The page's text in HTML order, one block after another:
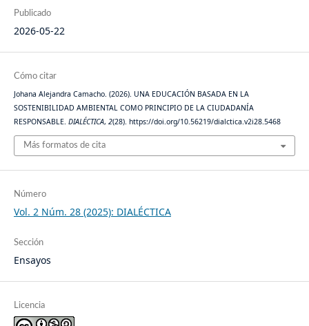
Publicado
2026-05-22
Cómo citar
Johana Alejandra Camacho. (2026). UNA EDUCACIÓN BASADA EN LA
SOSTENIBILIDAD AMBIENTAL COMO PRINCIPIO DE LA CIUDADANÍA
RESPONSABLE. DIALÉCTICA, 2(28). https://doi.org/10.56219/dialctica.v2i28.5468
Más formatos de cita
Número
Vol. 2 Núm. 28 (2025): DIALÉCTICA
Sección
Ensayos
Licencia